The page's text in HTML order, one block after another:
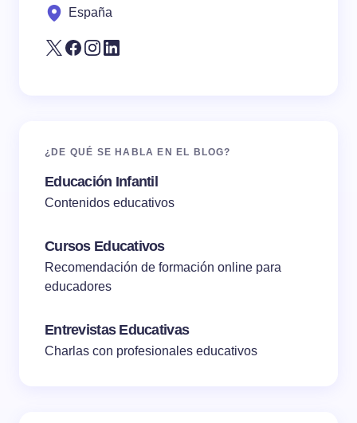
España
¿DE QUÉ SE HABLA EN EL BLOG?
Educación Infantil
Contenidos educativos
Cursos Educativos
Recomendación de formación online para
educadores
Entrevistas Educativas
Charlas con profesionales educativos